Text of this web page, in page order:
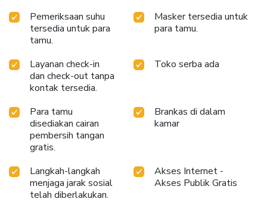
Pemeriksaan suhu
tersedia untuk para
tamu.
Masker tersedia untuk
para tamu.
Layanan check-in
dan check-out tanpa
kontak tersedia.
Toko serba ada
Para tamu
disediakan cairan
pembersih tangan
gratis.
Brankas di dalam
kamar
Langkah-langkah
menjaga jarak sosial
telah diberlakukan.
Akses Internet -
Akses Publik Gratis